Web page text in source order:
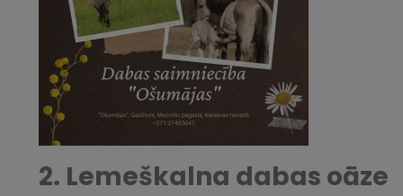
2. Lemeškalna dabas oāze